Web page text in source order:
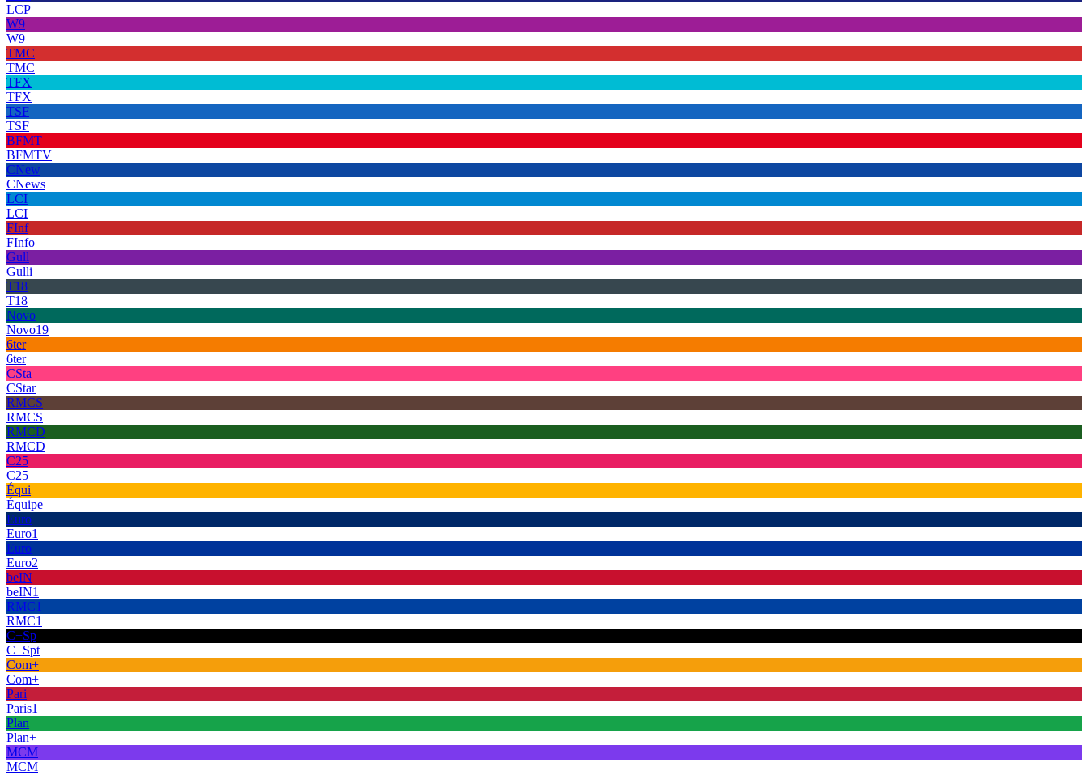
LCP
W9
W9
TMC
TMC
TFX
TFX
TSF
TSF
BFMT
BFMTV
CNew
CNews
LCI
LCI
FInf
FInfo
Gull
Gulli
T18
T18
Novo
Novo19
6ter
6ter
CSta
CStar
RMCS
RMCS
RMCD
RMCD
C25
C25
Équi
Équipe
Euro
Euro1
Euro
Euro2
beIN
beIN1
RMC1
RMC1
C+Sp
C+Spt
Com+
Com+
Pari
Paris1
Plan
Plan+
MCM
MCM